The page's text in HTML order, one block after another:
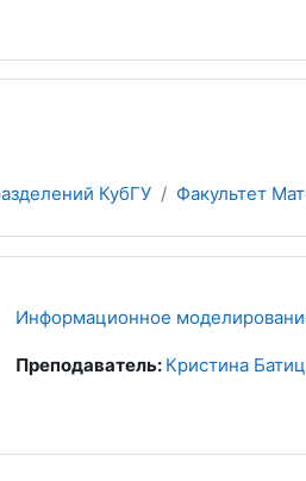
КубГУ Факультет
Информационное
Преподаватель: Кристина